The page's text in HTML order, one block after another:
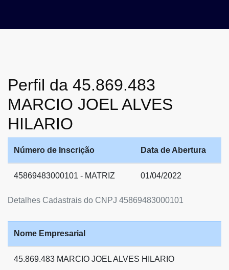
Perfil da 45.869.483
MARCIO JOEL ALVES
HILARIO
Detalhes Cadastrais do CNPJ 45869483000101
Número de Inscrição Data de Abertura
45869483000101 - MATRIZ 01/04/2022
Nome Empresarial
45.869.483 MARCIO JOEL ALVES HILARIO